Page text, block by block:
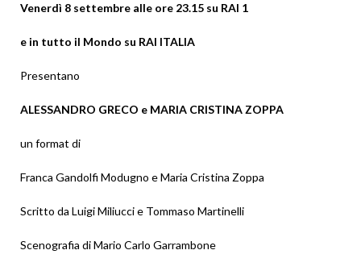
Venerdì 8 settembre alle ore 23.15 su RAI 1
e in tutto il Mondo su RAI ITALIA
Presentano
ALESSANDRO GRECO e MARIA CRISTINA ZOPPA
un format di
Franca Gandolfi Modugno e Maria Cristina Zoppa
Scritto da Luigi Miliucci e Tommaso Martinelli
Scenografia di Mario Carlo Garrambone